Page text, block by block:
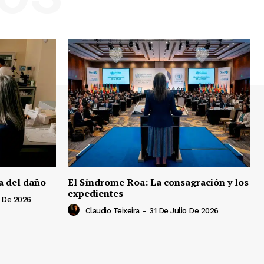
del daño
2026
El Síndrome Roa: La consagración y los
expedientes
Claudio Teixeira - 31 De Julio De 2026